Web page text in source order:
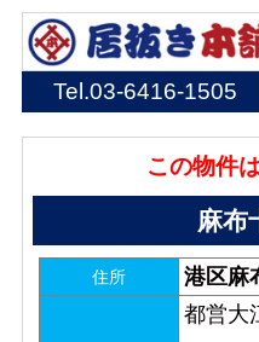
Tel.03-6416-1505
この物件
麻布
住所 港区麻
都営大